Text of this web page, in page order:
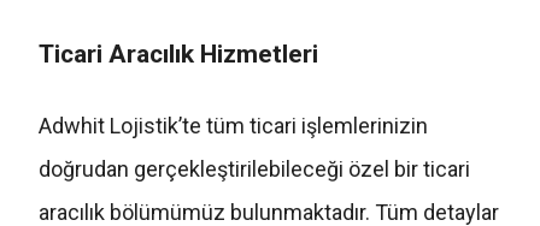
Ticari Aracılık Hizmetleri
Adwhit Lojistik’te tüm ticari işlemlerinizin
doğrudan gerçekleştirilebileceği özel bir ticari
aracılık bölümümüz bulunmaktadır. Tüm detaylar